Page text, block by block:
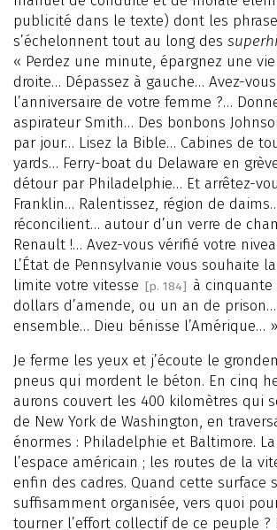
publicité dans le texte) dont les
s’échelonnent tout au long des
« Perdez une minute, épargnez une
droite… Dépassez à gauche… Avez-
l’anniversaire de votre femme ?…
aspirateur Smith… Des bonbons
par jour… Lisez la Bible… Cabines de
yards… Ferry-boat du Delaware en
détour par Philadelphie… Et arrêtez-
Franklin… Ralentissez, région de
réconcilient… autour d’un verre de
Renault !… Avez-vous vérifié votre
L’État de Pennsylvanie vous souhaite
limite votre vitesse [p. 184] à cinquante
dollars d’amende, ou un an de
ensemble… Dieu bénisse l’Amérique… »
Je ferme les yeux et j’écoute le
pneus qui mordent le béton. En cinq
aurons couvert les 400 kilomètres qui
de New York de Washington, en
énormes : Philadelphie et Baltimore.
l’espace américain ; les routes de la
enfin des cadres. Quand cette surface
suffisamment organisée, vers quoi
tourner l’effort collectif de ce peuple ?